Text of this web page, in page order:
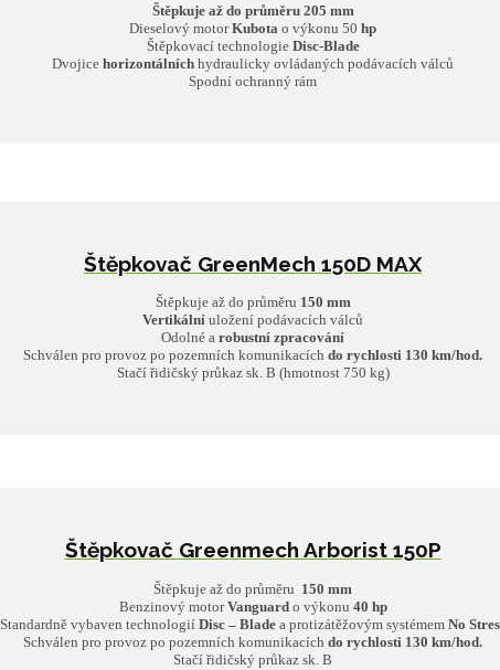
Štěpkuje až do průměru 205 mm
Dieselový motorKubota o výkonu 50 hp
Štěpkovací technologie Disc-Blade
Dvojice horizontálních hydraulicky ovládaných podávacích válců
Spodní ochranný rám
Štěpkovač GreenMech 150D MAX
Štěpkuje až do průměru 150 mm
Vertikální uložení podávacích válců
Odolné a robustní zpracování
Schválen pro provoz po pozemních komunikacích do rychlosti 130 km/hod.
Stačí řidičský průkaz sk. B (hmotnost 750 kg)
Štěpkovač Greenmech Arborist 150P
Štěpkuje až do průměru 150 mm
Benzinový motorVanguardo výkonu 40 hp
Standardně vybaven technologií Disc – Blade a protizátěžovým systémem No
Schválen pro provoz po pozemních komunikacích do rychlosti 130 km/hod.
Stačí řidičský průkaz sk. B